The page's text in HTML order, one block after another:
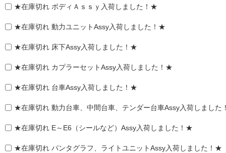
★在庫切れ ボディＡｓｓｙ入荷しました！★
★在庫切れ 動力ユニットAssy入荷しました！★
★在庫切れ 床下Assy入荷しました！★
★在庫切れ カプラーセットAssy入荷しました！★
★在庫切れ 台車Assy入荷しました！★
★在庫切れ 動力台車、中間台車、テンダー台車Assy入荷しまし
★在庫切れ E～E6（シールなど）Assy入荷しました！★
★在庫切れ パンタグラフ、ライトユニットAssy入荷しました！★